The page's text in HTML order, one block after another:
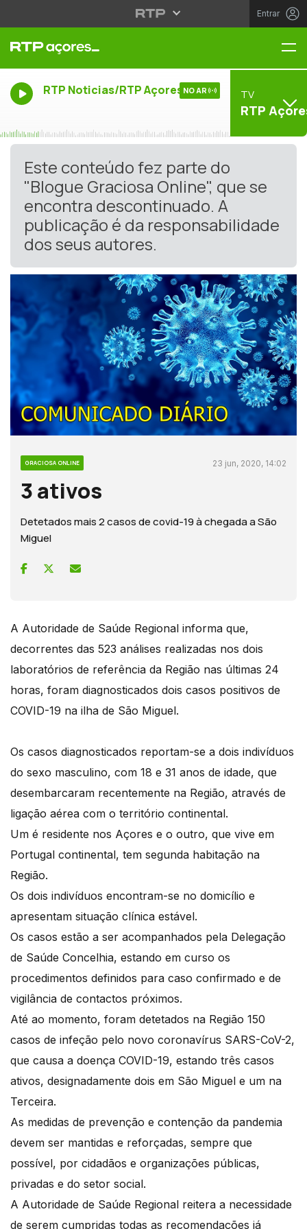
Entrar
RTP Noticias/RTP Açores NO AR TV
RTP
Este conteúdo fez parte do
"Blogue Graciosa Online", que se
encontra descontinuado. A
publicação é da responsabilidade
dos seus autores.
GRACIOSA ONLINE 23 jun, 2020, 14:02
3 ativos
Detetados mais 2 casos de covid-19 à chegada a São
Miguel
A Autoridade de Saúde Regional informa que,
decorrentes das 523 análises realizadas nos dois
laboratórios de referência da Região nas últimas 24
horas, foram diagnosticados dois casos positivos de
COVID-19 na ilha de São Miguel.
Os casos diagnosticados reportam-se a dois indivíduos
do sexo masculino, com 18 e 31 anos de idade, que
desembarcaram recentemente na Região, através de
ligação aérea com o território continental.
Um é residente nos Açores e o outro, que vive em
Portugal continental, tem segunda habitação na
Região.
Os dois indivíduos encontram-se no domicílio e
apresentam situação clínica estável.
Os casos estão a ser acompanhados pela Delegação
de Saúde Concelhia, estando em curso os
procedimentos definidos para caso confirmado e de
vigilância de contactos próximos.
Até ao momento, foram detetados na Região 150
casos de infeção pelo novo coronavírus SARS-CoV-2,
que causa a doença COVID-19, estando três casos
ativos, designadamente dois em São Miguel e um na
Terceira.
As medidas de prevenção e contenção da pandemia
devem ser mantidas e reforçadas, sempre que
possível, por cidadãos e organizações públicas,
privadas e do setor social.
A Autoridade de Saúde Regional reitera a necessidade
de serem cumpridas todas as recomendações já